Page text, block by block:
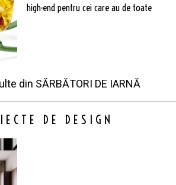
high-end pentru cei care au de toate
din SĂRBĂTORI DE IARNĂ
DE DESIGN